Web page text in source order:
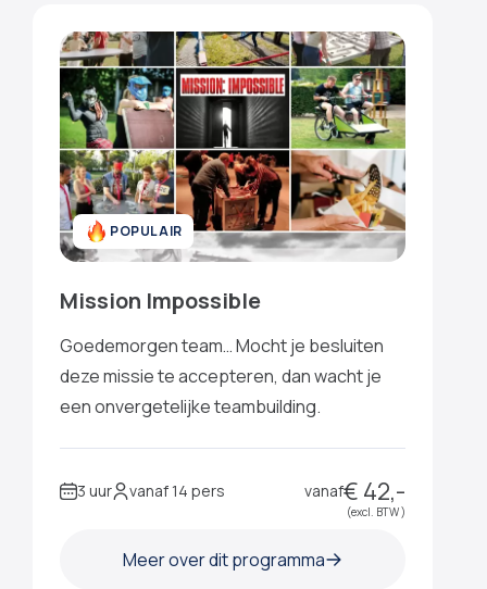
POPULAIR
Mission Impossible
Goedemorgen team… Mocht je besluiten
deze missie te accepteren, dan wacht je
een onvergetelijke teambuilding.
3 uur vanaf 14 pers vanaf€ 42,-
(excl. BTW )
Meer over dit programma